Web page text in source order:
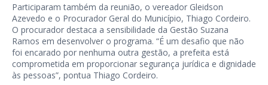
Participaram também da reunião, o vereador Gleidson
Azevedo e o Procurador Geral do Município, Thiago Cordeiro.
O procurador destaca a sensibilidade da Gestão Suzana
Ramos em desenvolver o programa. “É um desafio que não
foi encarado por nenhuma outra gestão, a prefeita está
comprometida em proporcionar segurança jurídica e dignidade
às pessoas”, pontua Thiago Cordeiro.